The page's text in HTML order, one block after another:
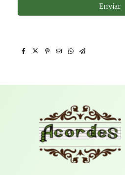
Enviar